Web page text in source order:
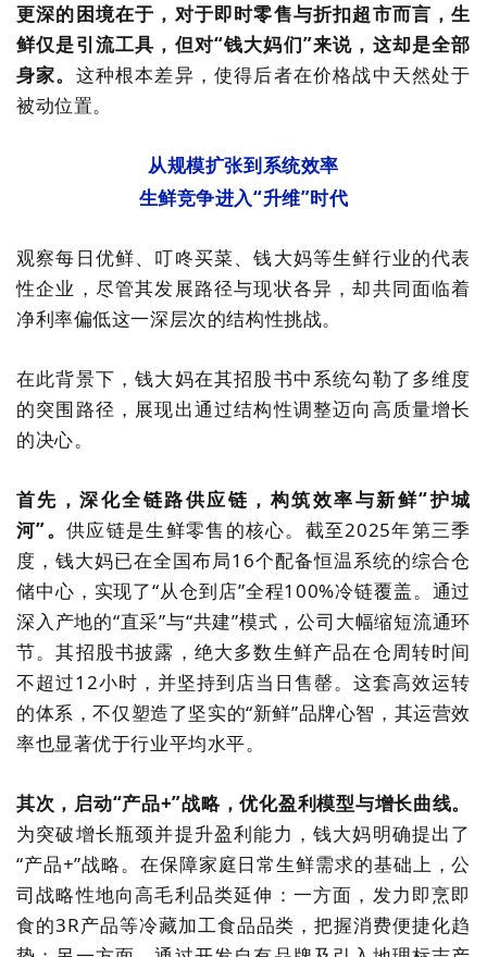
更深的困境在于，对于即时零售与折扣超市而言，生
鲜仅是引流工具，但对“钱大妈们”来说，这却是全部
身家。 这种根本差异，使得后者在价格战中天然处于
被动位置。
从规模扩张到系统效率
生鲜竞争进入“升维”时代
观察每日优鲜、叮咚买菜、钱大妈等生鲜行业的代表
性企业，尽管其发展路径与现状各异，却共同面临着
净利率偏低这一深层次的结构性挑战。
在此背景下，钱大妈在其招股书中系统勾勒了多维度
的突围路径，展现出通过结构性调整迈向高质量增长
的决心。
首先，深化全链路供应链，构筑效率与新鲜“护城
河”。 供应链是生鲜零售的核心。截至2025年第三季
度，钱大妈已在全国布局16个配备恒温系统的综合仓
储中心，实现了“从仓到店”全程100%冷链覆盖。通过
深入产地的“直采”与“共建”模式，公司大幅缩短流通环
节。其招股书披露，绝大多数生鲜产品在仓周转时间
不超过12小时，并坚持到店当日售罄。这套高效运转
的体系，不仅塑造了坚实的“新鲜”品牌心智，其运营效
率也显著优于行业平均水平。
其次，启动“产品+”战略，优化盈利模型与增长曲线。
为突破增长瓶颈并提升盈利能力，钱大妈明确提出了
“产品+”战略。在保障家庭日常生鲜需求的基础上，公
司战略性地向高毛利品类延伸：一方面，发力即烹即
食的3R产品等冷藏加工食品品类，把握消费便捷化趋